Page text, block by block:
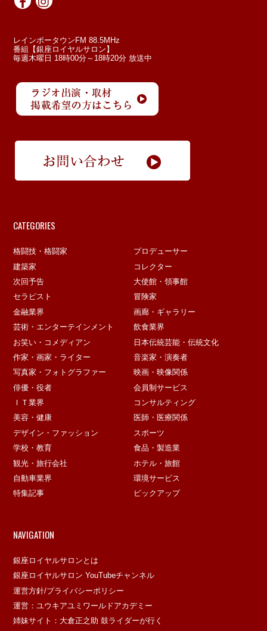
レインボータウンFM 88.5MHz
番組【銀座ロイヤルサロン】
毎週木曜日 18時00分～18時20分 放送中
CATEGORIES
格闘技・格闘家
プロデューサー
建築家
コレクター
次回予告
大使館・領事館
セラピスト
冒険家
金融業界
画廊・ギャラリー
芸術・エンターテインメント
飲食業界
お笑い・コメディアン
日本伝統芸能・伝統文化
作家・画家・ライター
音楽家・演奏者
写真家・フォトグラファー
映画・映像関係
俳優・役者
会員制サービス
ＩＴ業界
コンサルティング
美容・健康
医師・医療関係
デザイン・ファッション
スポーツ
学校・教育
食品・製造業
観光・旅行会社
ホテル・旅館
自動車業界
環境サービス
特集記事
ピックアップ
NAVIGATION
銀座ロイヤルサロンとは
銀座ロイヤルサロン YouTubeチャンネル
運営方針/プライバシーポリシー
運営：ユウキアユミワールドアカデミー
姉妹サイト：大倉正之助 鼓ライダーが行く